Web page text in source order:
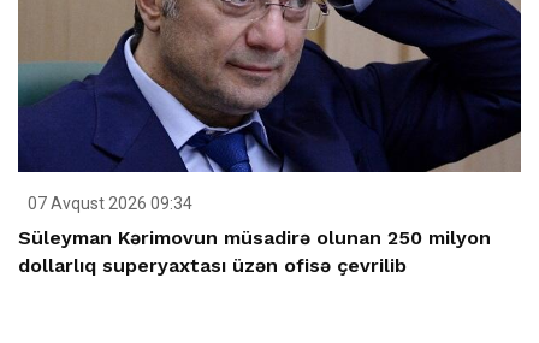
07 Avqust 2026 09:34
Süleyman Kərimovun müsadirə olunan 250 milyon
dollarlıq superyaxtası üzən ofisə çevrilib